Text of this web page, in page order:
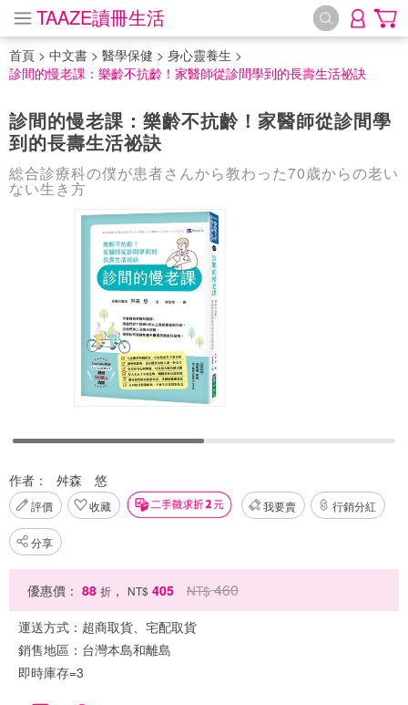
TAAZE讀冊生活
首頁 > 中文書 > 醫學保健 > 身心靈養生 >
診間的慢老課：樂齡不抗齡！家醫師從診間學到的長壽生活祕訣
診間的慢老課：樂齡不抗齡！家醫師從診間學
到的長壽生活祕訣
総合診療科の僕が患者さんから教わった70歳からの老い
ない生き方
作者： 舛森 悠
評價 收藏 我要賣 行銷分紅
分享
優惠價： 88 折 ， NT$ 405 NT$ 460
運送方式： 超商取貨、宅配取貨
銷售地區： 台灣本島和離島
即時庫存=3